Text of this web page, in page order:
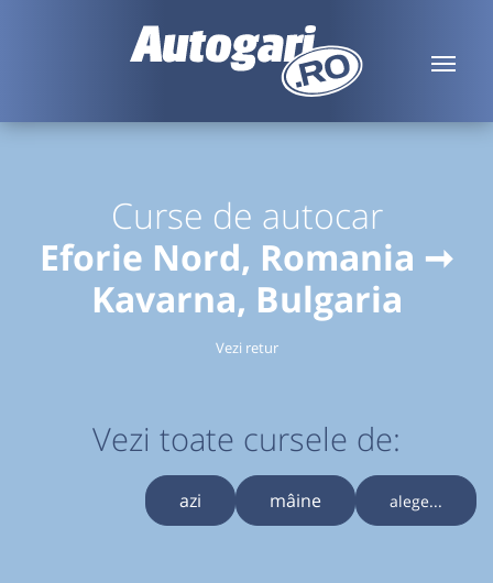
Curse de autocar
Eforie Nord, Romania ➞
Kavarna, Bulgaria
Vezi retur
Vezi toate cursele de:
azi mâine alege...